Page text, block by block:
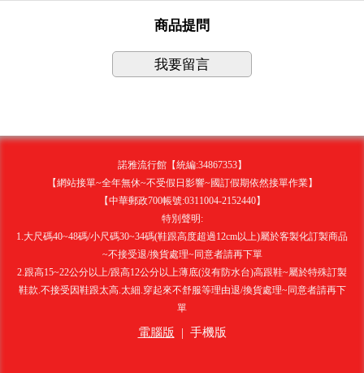
商品提問
我要留言
諾雅流行館【統編:34867353】
【網站接單~全年無休~不受假日影響~國訂假期依然接單作業】
【中華郵政700帳號:0311004-2152440】
特別聲明:
1.大尺碼40~48碼/小尺碼30~34碼(鞋跟高度超過12cm以上)屬於客製化訂製商品
~不接受退/換貨處理~同意者請再下單
2.跟高15~22公分以上/跟高12公分以上薄底(沒有防水台)高跟鞋~屬於特殊訂製
鞋款.不接受因鞋跟太高.太細.穿起來不舒服等理由退/換貨處理~同意者請再下
單
電腦版 | 手機版